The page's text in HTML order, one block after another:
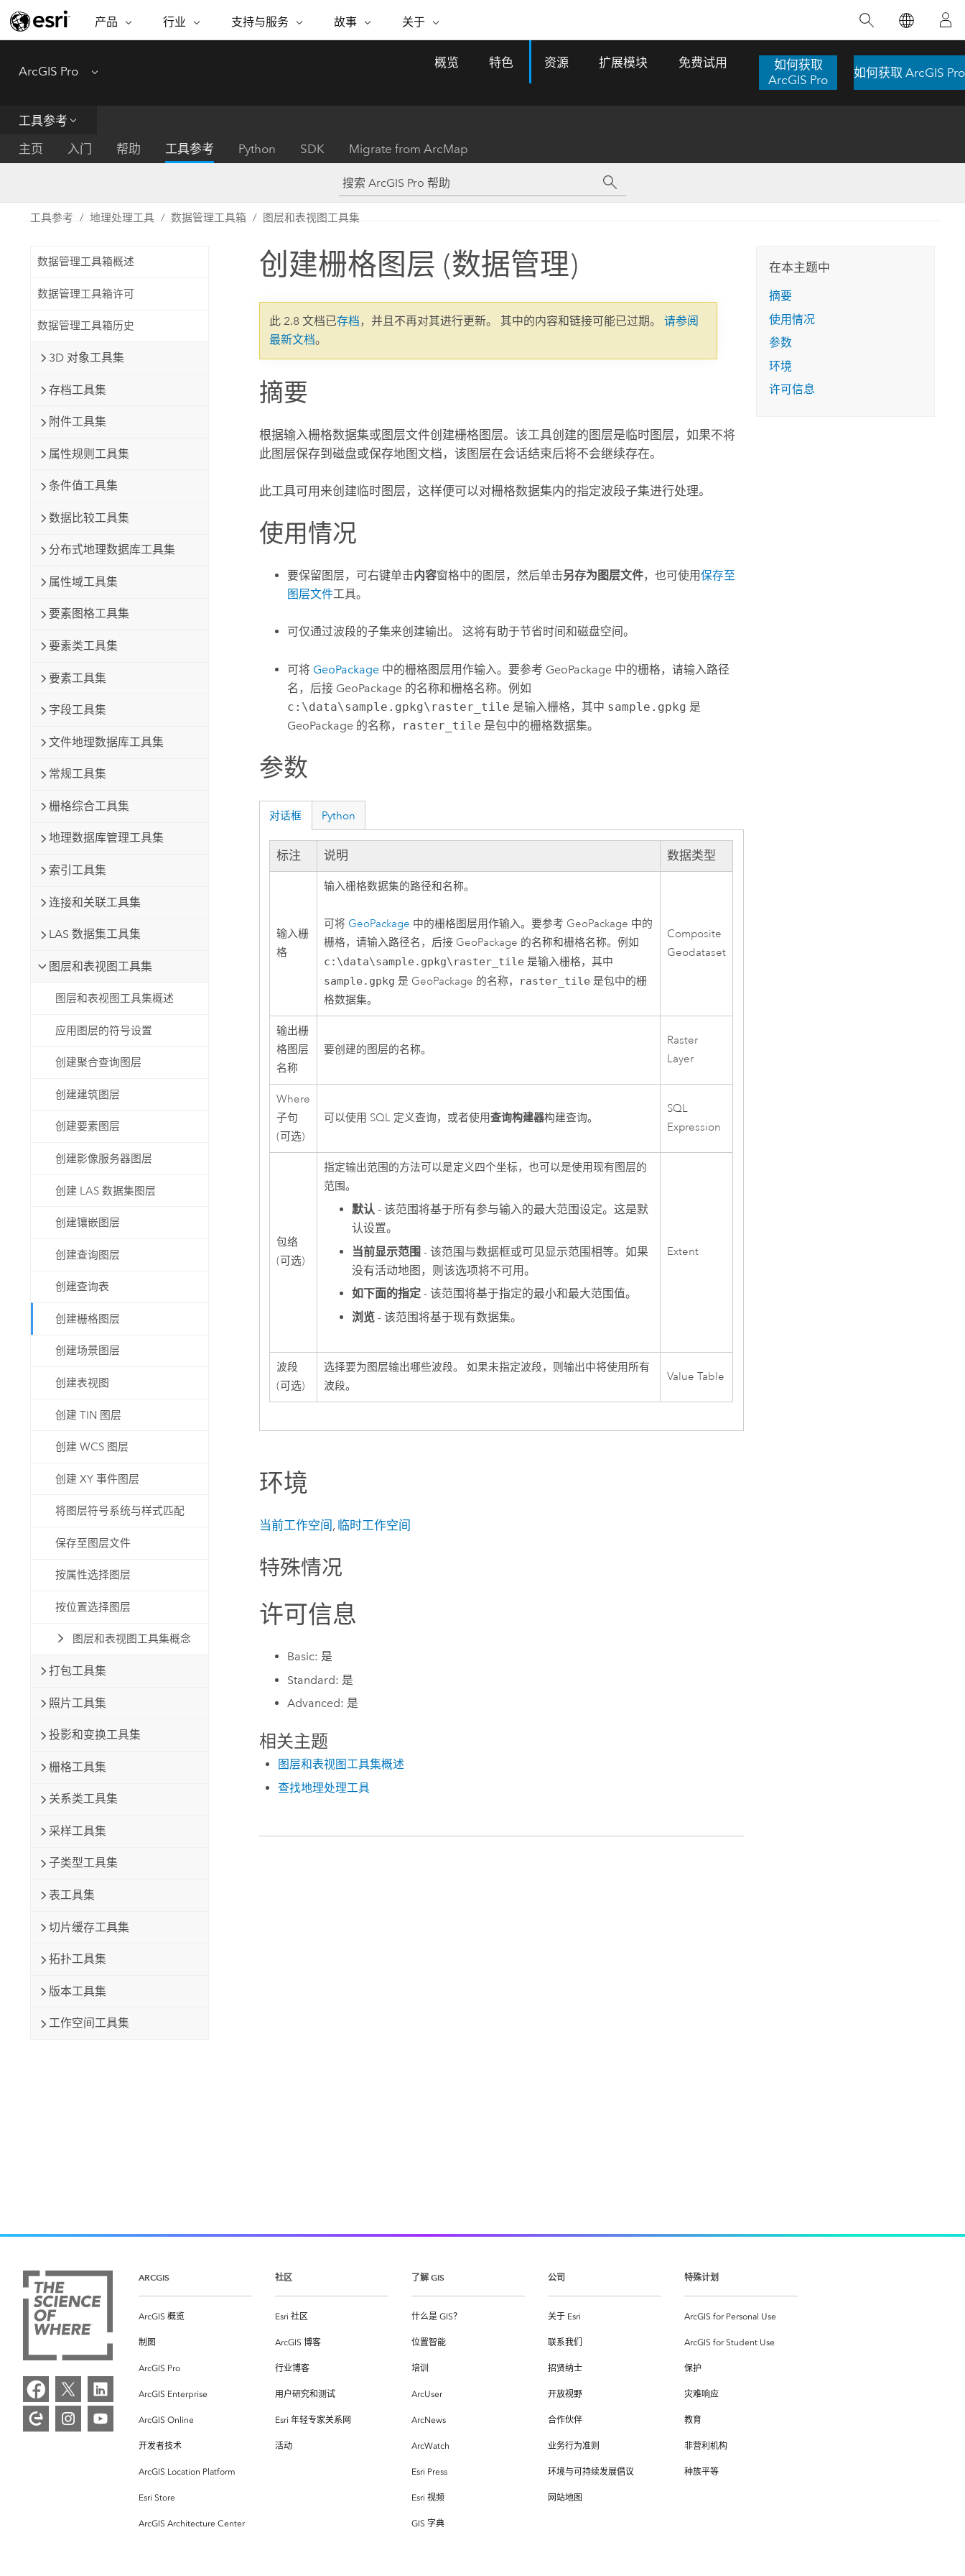
产品
ARCGIS
完整的 SaaS 制图平台
ArcGIS Enterprise
开发者技术
构建制图和空间分析应用程序
功能
将位置引入分析
集成、编辑和共享空间数据
Esri 产品、合作伙伴产品和开发
互式地图，探索产品功能，或者直接开始免
探索 ArcGIS Pro
行业
行业
保护
能源公用事业
州和地方政府
电信
交通运输
专题倡议
基础设施管理
使用 GIS 创建现代化、有弹性且可持续发展
者了解基础设施工程与周围环境的关系。
探索基础设施管理
支持与服务
支持与服务 自助服务
文档
My Esri
故事
ESRI 故事
现实世界的全球 GIS 创新
客
商业和技术领导者之声
行业新闻和 ArcGIS 更新
所有故事
动提供了有力支持。
关于
关于 ESRI
合作伙伴
招贤纳士
联系我们
数字孪生体
推荐书籍
ArcGIS Pro Menu
概览 特色 资源 扩展模块 免费试用
如何获取
ArcGIS Pro
如何获取 ArcGIS Pro
工具参考
主页
入门 帮助 工具参考 Python SDK Migrate from ArcMap
工具参考 地理处理工具 数据管理工具箱 图层和表视图工具集
数据管理工具箱概述
数据管理工具箱许可
数据管理工具箱历史
3D 对象工具集
存档工具集
附件工具集
属性规则工具集
条件值工具集
数据比较工具集
分布式地理数据库工具集
属性域工具集
要素图格工具集
要素类工具集
要素工具集
字段工具集
文件地理数据库工具集
常规工具集
栅格综合工具集
地理数据库管理工具集
索引工具集
连接和关联工具集
LAS 数据集工具集
图层和表视图工具集
图层和表视图工具集概述
应用图层的符号设置
创建聚合查询图层
创建建筑图层
创建要素图层
创建影像服务器图层
创建 LAS 数据集图层
创建镶嵌图层
创建查询图层
创建查询表
创建栅格图层
创建场景图层
创建表视图
创建 TIN 图层
创建 WCS 图层
创建 XY 事件图层
将图层符号系统与样式匹配
保存至图层文件
按属性选择图层
按位置选择图层
图层和表视图工具集概念
打包工具集
照片工具集
投影和变换工具集
栅格工具集
关系类工具集
采样工具集
子类型工具集
表工具集
切片缓存工具集
拓扑工具集
版本工具集
工作空间工具集
创建栅格图层 (数据管理)
此 2.8 文档已存档，并且不再对其进行更新。 其中的内容和链接可能已过期。请参阅
最新文档。
摘要
根据输入栅格数据集或图层文件创建栅格图层。该工具创建的图层是临时图层，如果不将
此图层保存到磁盘或保存地图文档，该图层在会话结束后将不会继续存在。
此工具可用来创建临时图层，这样便可以对栅格数据集内的指定波段子集进行处理。
使用情况
要保留图层，可右键单击内容窗格中的图层，然后单击另存为图层文件，也可使用保存至
图层文件工具。
可仅通过波段的子集来创建输出。 这将有助于节省时间和磁盘空间。
可将 GeoPackage中的栅格图层用作输入。要参考 GeoPackage 中的栅格，请输入路径
名，后接 GeoPackage 的名称和栅格名称。例如
c:\data\sample.gpkg\raster_tile 是输入栅格，其中 sample.gpkg 是
GeoPackage 的名称，
raster_tile 是包中的栅格数据集。
参数
对话框 Python
标注 说明 数据类型
输入栅
格
输入栅格数据集的路径和名称。
可将 GeoPackage 中的栅格图层用作输入。要参考 GeoPackage 中的
栅格，请输入路径名，后接 GeoPackage 的名称和栅格名称。例如
c:\data\sample.gpkg\raster_tile 是输入栅格，其中
sample.gpkg 是 GeoPackage 的名称， raster_tile 是包中的栅
格数据集。
Composite
Geodataset
输出栅
格图层
名称
要创建的图层的名称。
Raster
Layer
Where
子句
(可选)
可以使用 SQL 定义查询，或者使用查询构建器构建查询。
SQL
Expression
包络
(可选)
指定输出范围的方法可以是定义四个坐标，也可以是使用现有图层的
范围。
默认- 该范围将基于所有参与输入的最大范围设定。这是默
认设置。
当前显示范围 - 该范围与数据框或可见显示范围相等。如果
没有活动地图，则该选项将不可用。
如下面的指定- 该范围将基于指定的最小和最大范围值。
浏览- 该范围将基于现有数据集。
Extent
波段
(可选)
选择要为图层输出哪些波段。 如果未指定波段，则输出中将使用所有
波段。
Value Table
环境
当前工作空间 , 临时工作空间
特殊情况
许可信息
Basic: 是
Standard: 是
Advanced: 是
相关主题
图层和表视图工具集概述
查找地理处理工具
在本主题中
摘要
使用情况
参数
环境
许可信息
ARCGIS
ArcGIS 概览
制图
ArcGIS Pro
ArcGIS Enterprise
ArcGIS Online
开发者技术
ArcGIS Location Platform
Esri Store
ArcGIS Architecture Center
社区
Esri 社区
ArcGIS 博客
行业博客
用户研究和测试
Esri 年轻专家关系网
活动
了解 GIS
什么是 GIS？
位置智能
培训
ArcUser
ArcNews
ArcWatch
Esri Press
Esri 视频
GIS 字典
公司
关于 Esri
联系我们
招贤纳士
开放视野
合作伙伴
业务行为准则
环境与可持续发展倡议
网站地图
特殊计划
ArcGIS for Personal Use
ArcGIS for Student Use
保护
灾难响应
教育
非营利机构
种族平等